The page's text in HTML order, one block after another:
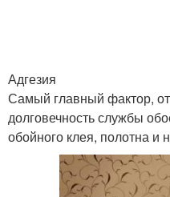
Адгезия
Самый главный фактор, от
долговечность службы
обойного клея, полотна и